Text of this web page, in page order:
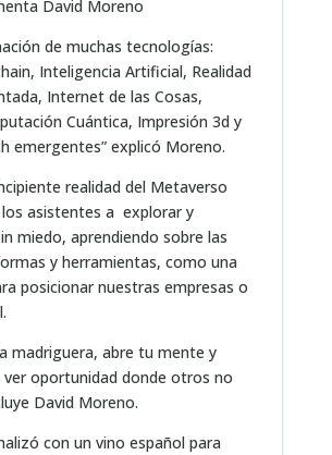
David Moreno
de muchas tecnologías:
Inteligencia Artificial, Realidad
Internet de las Cosas,
Cuántica, Impresión 3d y
emergentes” explicó Moreno.
realidad del Metaverso
asistentes a explorar y
miedo, aprendiendo sobre las
y herramientas, como una
posicionar nuestras empresas o
madriguera, abre tu mente y
ver oportunidad donde otros no
David Moreno.
con un vino español para